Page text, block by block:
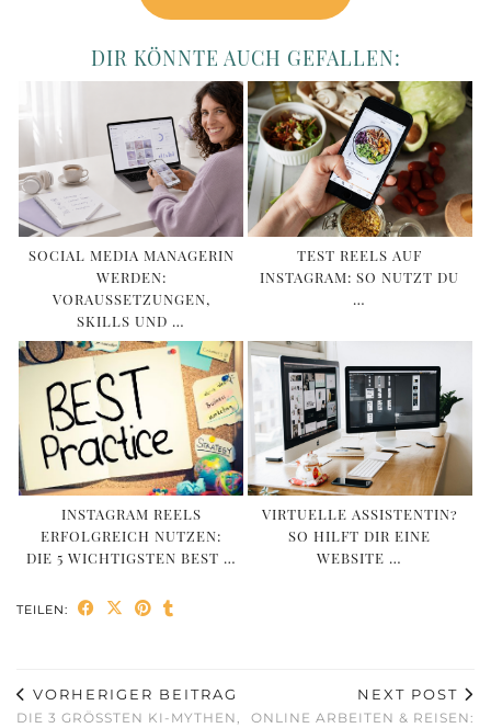
DIR KÖNNTE AUCH GEFALLEN:
SOCIAL MEDIA MANAGERIN
WERDEN:
VORAUSSETZUNGEN,
SKILLS UND …
TEST REELS AUF
INSTAGRAM: SO NUTZT DU
…
INSTAGRAM REELS
ERFOLGREICH NUTZEN:
DIE 5 WICHTIGSTEN BEST …
VIRTUELLE ASSISTENTIN?
SO HILFT DIR EINE
WEBSITE …
TEILEN:
VORHERIGER BEITRAG
DIE 3 GRÖSSTEN KI-MYTHEN, D
NEXT POST
ONLINE ARBEITEN & REISEN: